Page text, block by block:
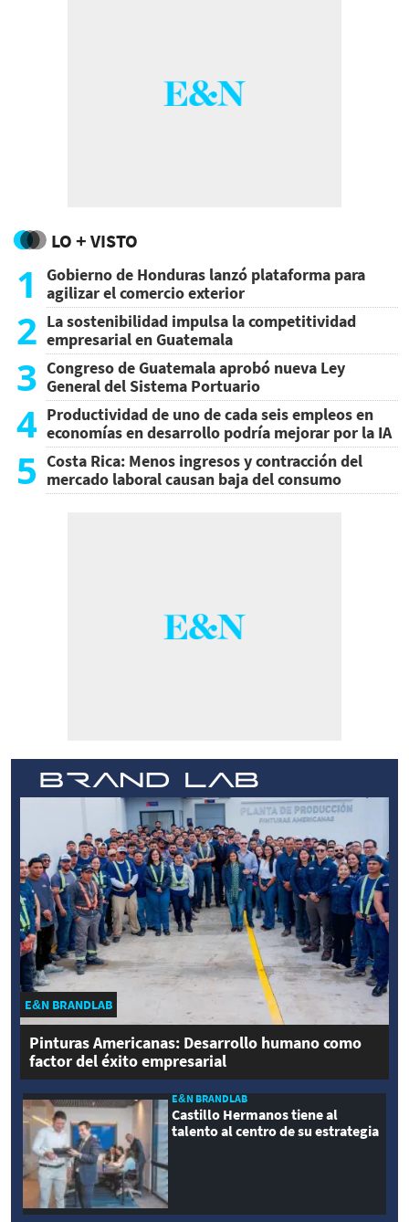
LO + VISTO
1
Gobierno de Honduras lanzó plataforma para
agilizar el comercio exterior
2 La sostenibilidad impulsa la competitividad
empresarial en Guatemala
3 Congreso de Guatemala aprobó nueva Ley
General del Sistema Portuario
4 Productividad de uno de cada seis empleos en
economías en desarrollo podría mejorar por la IA
5 Costa Rica: Menos ingresos y contracción del
mercado laboral causan baja del consumo
E&N BRANDLAB
Pinturas Americanas: Desarrollo humano como
factor del éxito empresarial
E&N BRANDLAB
Castillo Hermanos tiene al
talento al centro de su estrategia